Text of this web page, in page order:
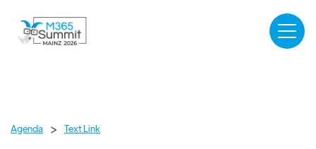
Agenda > Text Link